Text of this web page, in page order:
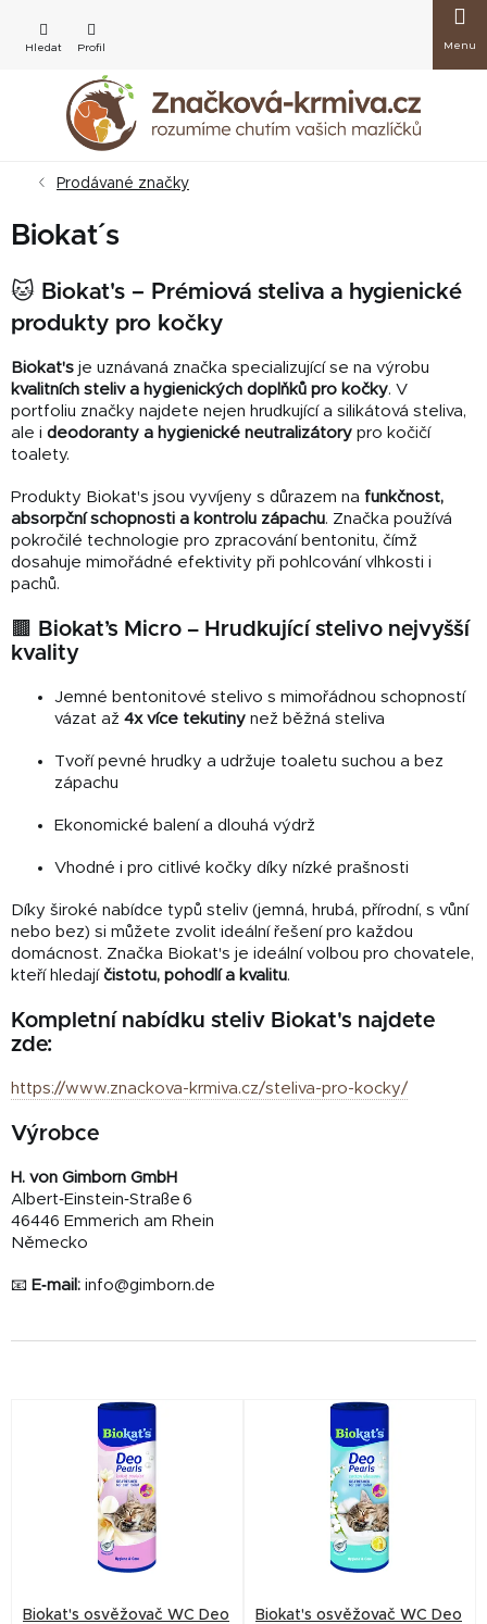
obsah
košík
Prodávané značky
Biokat´s
🐱 Biokat's – Prémiová steliva a hygienické
produkty pro kočky
Biokat's je uznávaná značka specializující se na výrobu
kvalitních steliv a hygienických doplňků pro kočky. V
portfoliu značky najdete nejen hrudkující a silikátová steliva,
ale i deodoranty a hygienické neutralizátory pro kočičí
toalety.
Produkty Biokat's jsou vyvíjeny s důrazem na funkčnost,
absorpční schopnosti a kontrolu zápachu. Značka používá
pokročilé technologie pro zpracování bentonitu, čímž
dosahuje mimořádné efektivity při pohlcování vlhkosti i
pachů.
🟫 Biokat’s Micro – Hrudkující stelivo nejvyšší
kvality
Jemné bentonitové stelivo s mimořádnou schopností
vázat až 4x více tekutiny než běžná steliva
Tvoří pevné hrudky a udržuje toaletu suchou a bez
zápachu
Ekonomické balení a dlouhá výdrž
Vhodné i pro citlivé kočky díky nízké prašnosti
Díky široké nabídce typů steliv (jemná, hrubá, přírodní, s vůní
nebo bez) si můžete zvolit ideální řešení pro každou
domácnost. Značka Biokat's je ideální volbou pro chovatele,
kteří hledají čistotu, pohodlí a kvalitu.
Kompletní nabídku steliv Biokat's najdete
zde:
https://www.znackova-krmiva.cz/steliva-pro-kocky/
Výrobce
H. von Gimborn GmbH
Albert‑Einstein‑Straße 6
46446 Emmerich am Rhein
Německo
📧 E‑mail: info@gimborn.de
Biokat's osvěžovač WC Deo
Biokat's osvěžovač WC Deo